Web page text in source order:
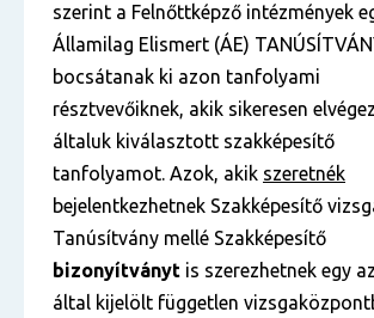
szerint a Felnőttképző intézmények
Államilag Elismert (ÁE)
bocsátanak ki azon tanfolyami
résztvevőiknek, akik sikeresen
általuk kiválasztott szakképesítő
tanfolyamot. Azok, akik szeretnék
bejelentkezhetnek Szakképesítő
Tanúsítvány mellé Szakképesítő
bizonyítványt is szerezhetnek egy
által kijelölt független